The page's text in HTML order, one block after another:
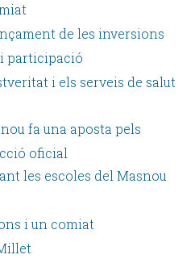
de les inversions
i participació
i els serveis de salut
fa una aposta pels
oficial
les escoles del Masnou
i un comiat